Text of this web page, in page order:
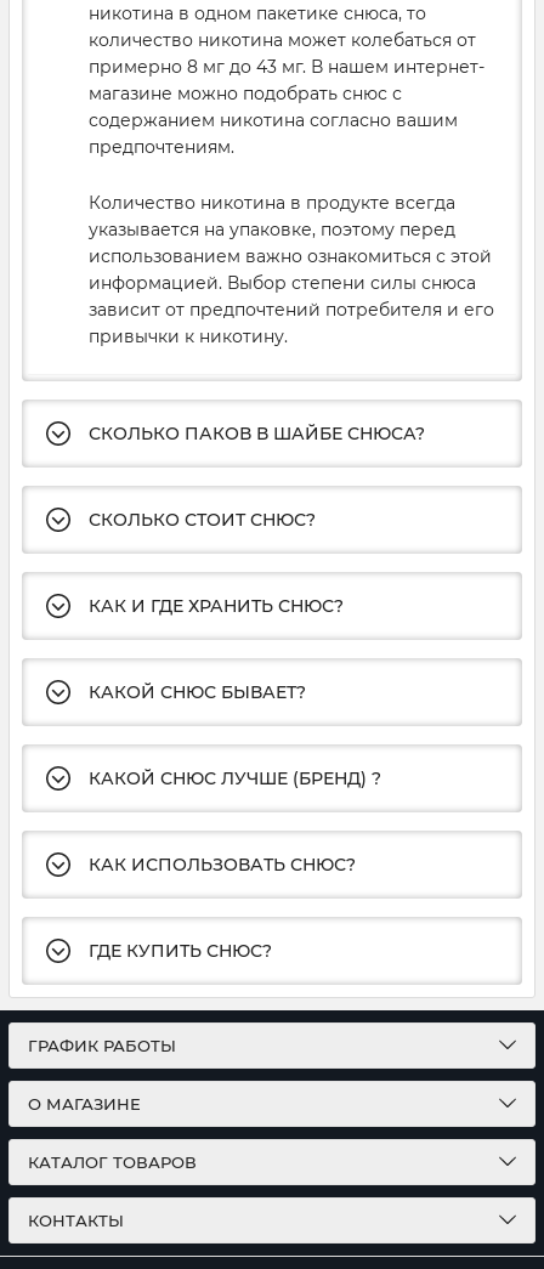
никотина в одном пакетике снюса, то
количество никотина может колебаться от
примерно 8 мг до 43 мг. В нашем интернет-
магазине можно подобрать снюс с
содержанием никотина согласно вашим
предпочтениям.
Количество никотина в продукте всегда
указывается на упаковке, поэтому перед
использованием важно ознакомиться с этой
информацией. Выбор степени силы снюса
зависит от предпочтений потребителя и его
привычки к никотину.
СКОЛЬКО ПАКОВ В ШАЙБЕ СНЮСА?
СКОЛЬКО СТОИТ СНЮС?
КАК И ГДЕ ХРАНИТЬ СНЮС?
КАКОЙ СНЮС БЫВАЕТ?
КАКОЙ СНЮС ЛУЧШЕ (БРЕНД) ?
КАК ИСПОЛЬЗОВАТЬ СНЮС?
ГДЕ КУПИТЬ СНЮС?
ГРАФИК РАБОТЫ
О МАГАЗИНЕ
КАТАЛОГ ТОВАРОВ
КОНТАКТЫ